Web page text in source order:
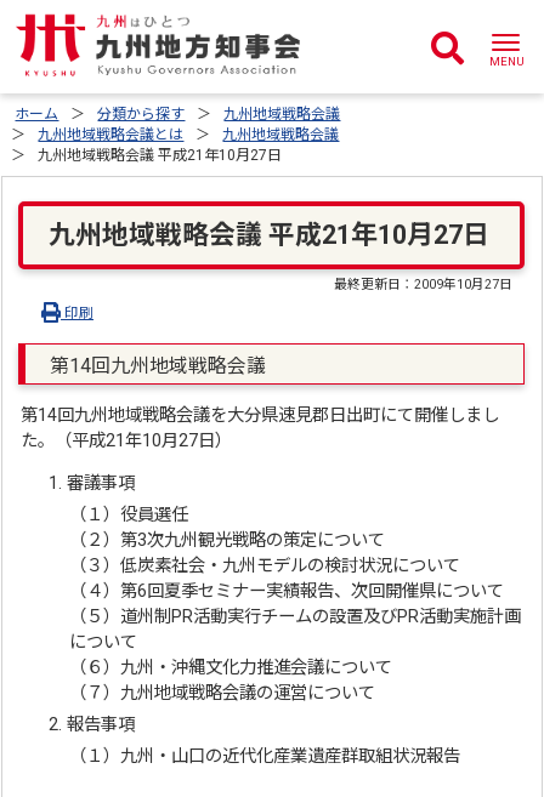
ホーム 分類から探す
九州地域戦略会議
九州地域戦略会議とは
九州地域戦略会議
九州地域戦略会議 平成21年10月27日
九州地域戦略会議 平成21年10月27日
最終更新日：2009年10月27日
印刷
第14回九州地域戦略会議
第14回九州地域戦略会議を大分県速見郡日出町にて開催しまし
た。（平成21年10月27日）
審議事項
（１）役員選任
（２）第3次九州観光戦略の策定について
（３）低炭素社会・九州モデルの検討状況について
（４）第6回夏季セミナー実績報告、次回開催県について
（５）道州制PR活動実行チームの設置及びPR活動実施計画
について
（６）九州・沖縄文化力推進会議について
（７）九州地域戦略会議の運営について
報告事項
（１）九州・山口の近代化産業遺産群取組状況報告